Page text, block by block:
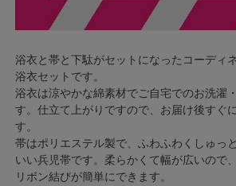
浴衣と帯と下駄がセットになったコーディ
浴衣セットです。
浴衣は涼やかな綿素材でご自宅でのお洗濯
す。仕立て上がりですので、お届け後すぐ
す。
帯はポリエステル製で、ふわふわくしゅっ
いい兵児帯です。柔らかくて幅が広いので
リボン結びが簡単にできます。